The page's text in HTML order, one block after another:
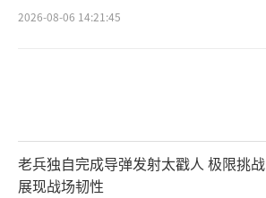
2026-08-06 14:21:45
老兵独自完成导弹发射太戳人 极限挑战
展现战场韧性